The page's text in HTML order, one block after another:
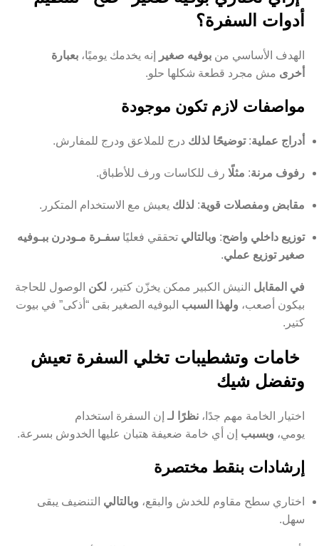
أدوات السفرة؟
الهدف الأساسي من بوفيه صغير إنه يخدمك يوميًا، بعبارة
أخرى مش مجرد قطعة شكلها حلو.
مواصفات لازم تكون موجودة
أدراج عملية:توضيحًا لذلك درج للملاعق ودرج للمفارش.
رفوف مرنة: مثلًا رف للكاسات ورف للأطباق.
مقابض ومفصلات قوية: لذلك يعيش مع الاستخدام المتكرر.
توزيع داخلي واضح: وبالتالي تحققي فعليًا سفـرة مـودرن ببـوفيه
صغير توزيع عملي.
في المقابل النيش الكبير ممكن يخزّن كتير، لكن الوصول للحاجة
بيكون أصعب، ولهذا السبب البوفيه الصغير بقى “أذكى” في بيوت
كتير.
خامات وتشطيبات تخلي السفرة تعيش
وتفضل شيك
اختيار الخامة مهم جدًا، نظرًا لـ إن السفرة استخدام
يومي، وبسبب إن أي خامة ضعيفة هتبان عليها الخدوش بسرعة.
إرشادات بنقط مختصرة
اختاري سطح مقاوم للخدش والبقع، وبالتالي التنضيف يبقى
سهل.